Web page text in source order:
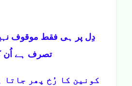
دِل پر ہی فقط موقوف
تصرف ہے اُن
کونین کا رُخ پھر جاتا